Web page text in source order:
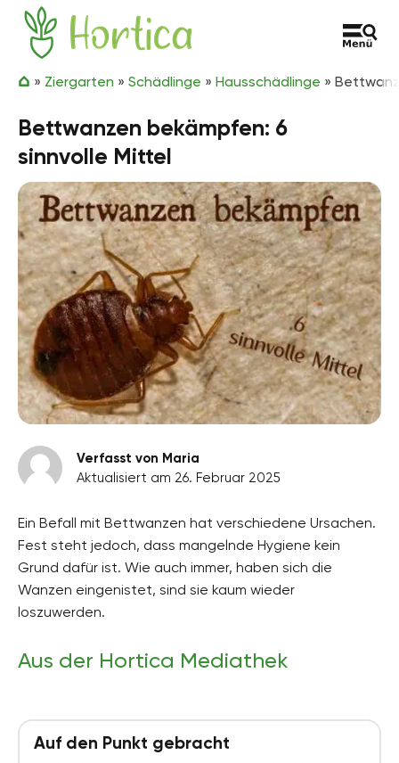
Zum Inhalt springen
Hortica
» Ziergarten » Schädlinge » Hausschädlinge »
Bettwanzen bekämpfen: 6
sinnvolle Mittel
Verfasst von Maria
Aktualisiert am 26. Februar 2025
Ein Befall mit Bettwanzen hat verschiedene Ursachen.
Fest steht jedoch, dass mangelnde Hygiene kein
Grund dafür ist. Wie auch immer, haben sich die
Wanzen eingenistet, sind sie kaum wieder
loszuwerden.
Aus der Hortica Mediathek
Auf den Punkt gebracht